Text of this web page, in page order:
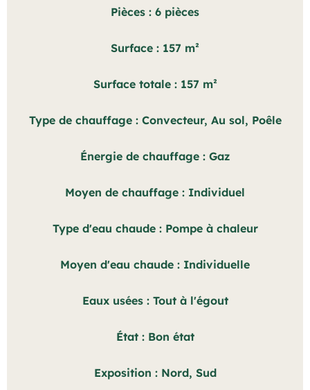
Pièces 6 pièces
Surface 157 m²
Surface totale 157 m²
Type de chauffage Convecteur, Au sol, Poêle
Énergie de chauffage Gaz
Moyen de chauffage Individuel
Type d'eau chaude Pompe à chaleur
Moyen d'eau chaude Individuelle
Eaux usées Tout à l'égout
État Bon état
Exposition Nord, Sud